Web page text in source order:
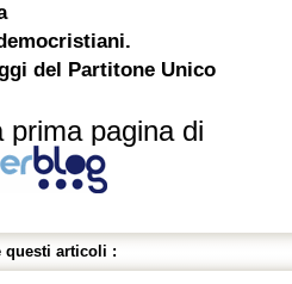
del Partitone Unico
prima pagina di
questi articoli :